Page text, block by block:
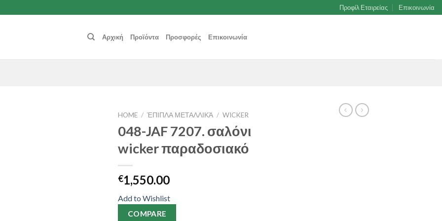
Προφίλ Εταιρείας Επικοινωνία
Αρχική Προϊόντα Προσφορές Επικοινωνία
HOME / ΈΠΙΠΛΑ ΜΕΤΑΛΛΙΚΆ / WICKER
048-JAF 7207. σαλόνι
wicker παραδοσιακό
€1,550.00
Add to Wishlist
COMPARE